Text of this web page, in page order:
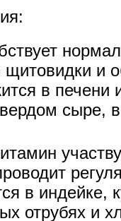
и
в печени
сыре,
в индейке,
отрубях и